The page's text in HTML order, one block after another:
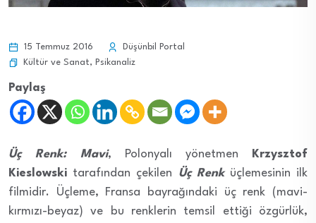
15 Temmuz 2016
Düşünbil Portal
Kültür ve Sanat, Psikanaliz
Paylaş
Üç Renk: Mavi, Polonyalı yönetmen
Krzysztof
Kieslowski tarafından çekilen Üç Renküçlemesinin ilk
filmidir. Üçleme, Fransa bayrağındaki üç renk (mavi-
kırmızı-beyaz) ve bu renklerin temsil ettiği özgürlük,